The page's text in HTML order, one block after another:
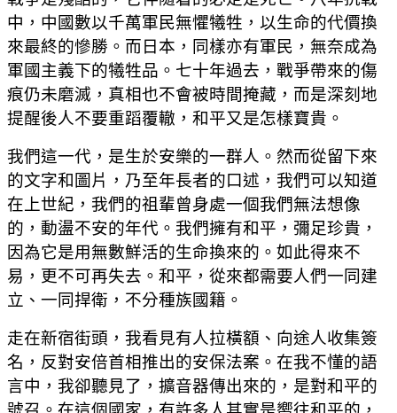
中，中國數以千萬軍民無懼犧牲，以生命的代價換
來最終的慘勝。而日本，同樣亦有軍民，無奈成為
軍國主義下的犧牲品。七十年過去，戰爭帶來的傷
痕仍未磨滅，真相也不會被時間掩藏，而是深刻地
提醒後人不要重蹈覆轍，和平又是怎樣寶貴。
我們這一代，是生於安樂的一群人。然而從留下來
的文字和圖片，乃至年長者的口述，我們可以知道
在上世紀，我們的祖輩曾身處一個我們無法想像
的，動盪不安的年代。我們擁有和平，彌足珍貴，
因為它是用無數鮮活的生命換來的。如此得來不
易，更不可再失去。和平，從來都需要人們一同建
立、一同捍衛，不分種族國籍。
走在新宿街頭，我看見有人拉橫額、向途人收集簽
名，反對安倍首相推出的安保法案。在我不懂的語
言中，我卻聽見了，擴音器傳出來的，是對和平的